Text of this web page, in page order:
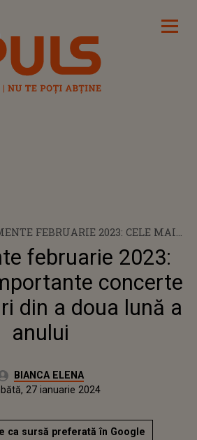
FEBRUARIE 2023: CELE MAI
CONCERTE ȘI FESTIVALURI
LUNĂ A ANULUI
februarie 2023:
concerte
din a doua lună a
anului
BIANCA ELENA
27 ianuarie 2024
ca sursă preferată în Google